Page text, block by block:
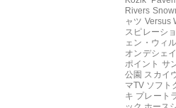
Rivers
ャツ Versus
スピレーシ
ェン・ウィ
オンデシェイ
ポイント サ
公園 スカイ
マTV ソフト
キ プレート